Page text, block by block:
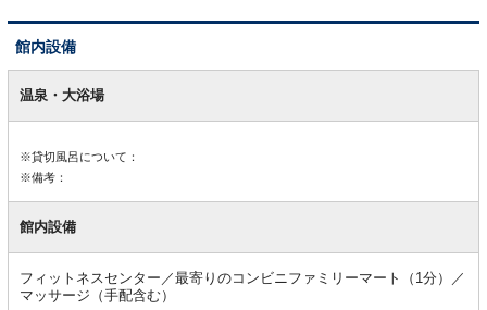
館内設備
内温泉・大浴場
※貸切風呂について：
※備考：
館内設備
フィットネスセンター／最寄りのコンビニファミリーマート（1分）／
マッサージ（手配含む）